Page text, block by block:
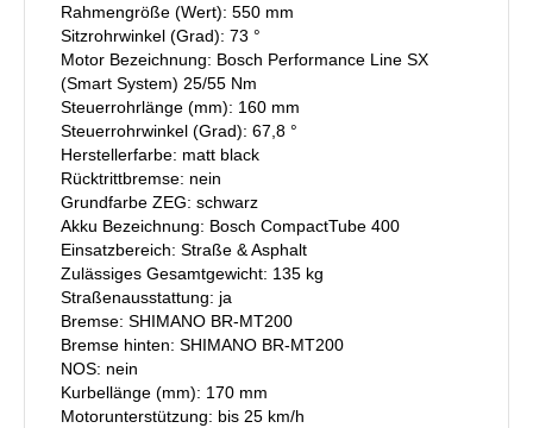
Rahmengröße (Wert): 550 mm
Sitzrohrwinkel (Grad): 73 °
Motor Bezeichnung: Bosch Performance Line SX
(Smart System) 25/55 Nm
Steuerrohrlänge (mm): 160 mm
Steuerrohrwinkel (Grad): 67,8 °
Herstellerfarbe: matt black
Rücktrittbremse: nein
Grundfarbe ZEG: schwarz
Akku Bezeichnung: Bosch CompactTube 400
Einsatzbereich: Straße & Asphalt
Zulässiges Gesamtgewicht: 135 kg
Straßenausstattung: ja
Bremse: SHIMANO BR-MT200
Bremse hinten: SHIMANO BR-MT200
NOS: nein
Kurbellänge (mm): 170 mm
Motorunterstützung: bis 25 km/h